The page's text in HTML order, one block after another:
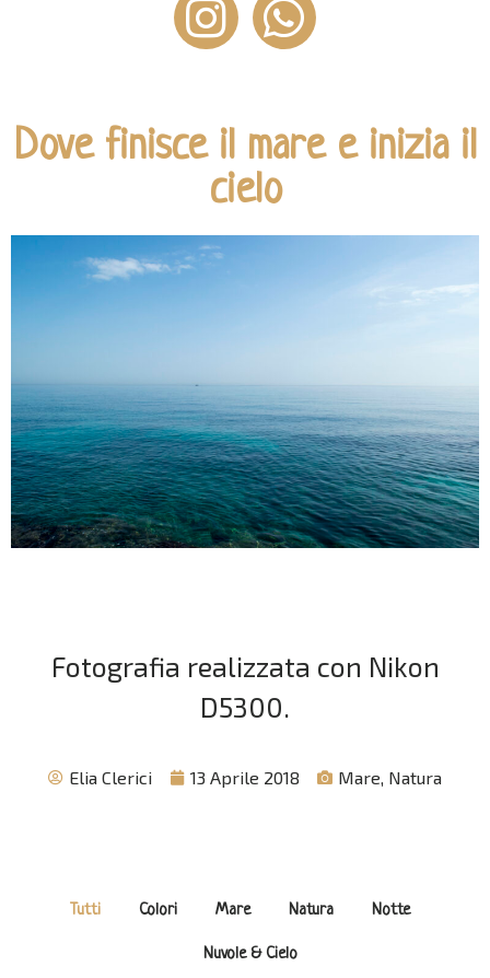
Dove finisce il mare e inizia il
cielo
Fotografia realizzata con Nikon
D5300.
Elia Clerici 13 Aprile 2018 Mare, Natura
Tutti Colori Mare Natura Notte
Nuvole & Cielo